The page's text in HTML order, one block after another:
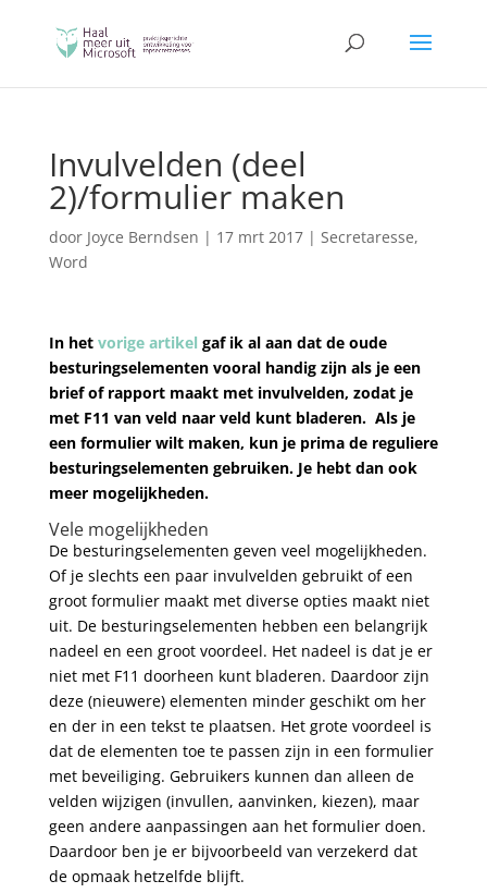
Invulvelden (deel
2)/formulier maken
door Joyce Berndsen | 17 mrt 2017| Secretaresse,
Word
In het vorige artikel gaf ik al aan dat de oude
besturingselementen vooral handig zijn als je een
brief of rapport maakt met invulvelden, zodat je
met F11 van veld naar veld kunt bladeren. Als je
een formulier wilt maken, kun je prima de reguliere
besturingselementen gebruiken. Je hebt dan ook
meer mogelijkheden.
Vele mogelijkheden
De besturingselementen geven veel mogelijkheden.
Of je slechts een paar invulvelden gebruikt of een
groot formulier maakt met diverse opties maakt niet
uit. De besturingselementen hebben een belangrijk
nadeel en een groot voordeel. Het nadeel is dat je er
niet met F11 doorheen kunt bladeren. Daardoor zijn
deze (nieuwere) elementen minder geschikt om her
en der in een tekst te plaatsen. Het grote voordeel is
dat de elementen toe te passen zijn in een formulier
met beveiliging. Gebruikers kunnen dan alleen de
velden wijzigen (invullen, aanvinken, kiezen), maar
geen andere aanpassingen aan het formulier doen.
Daardoor ben je er bijvoorbeeld van verzekerd dat
de opmaak hetzelfde blijft.